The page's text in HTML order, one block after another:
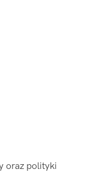
oraz polityki